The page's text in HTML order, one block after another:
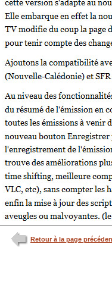
Retour à la page